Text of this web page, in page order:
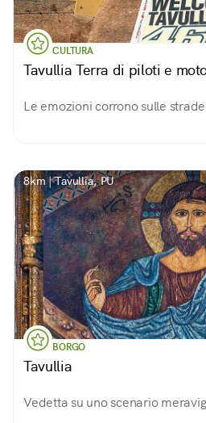
CULTURA
Tavullia Terra di piloti e
Le emozioni corrono sulle
8km | Tavullia, PU
BORGO
Tavullia
Vedetta su uno scenario